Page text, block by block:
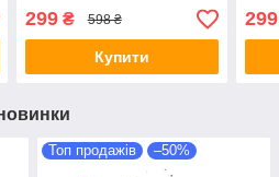
Рекомендується на Holi
Fest!
299₴ 598 ₴
Купити
299
Топ продажів –50%